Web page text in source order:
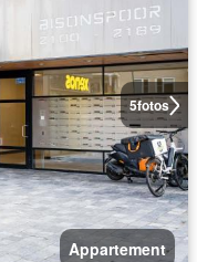
5fotos
Appartement